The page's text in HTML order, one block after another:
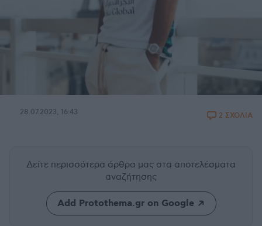
28.07.2023, 16:43 2 ΣΧΟΛΙΑ
Δείτε περισσότερα άρθρα μας στα αποτελέσματα
αναζήτησης
Add Protothema.gr on Google